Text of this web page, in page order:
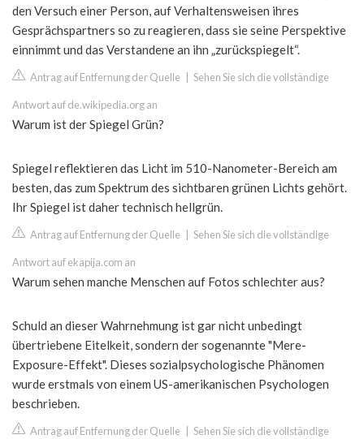
den Versuch einer Person, auf Verhaltensweisen ihres
Gesprächspartners so zu reagieren, dass sie seine Perspektive
einnimmt und das Verstandene an ihn „zurückspiegelt“.
Antrag auf Entfernung der Quelle Sehen Sie sich die vollständige
Antwort auf de.wikipedia.org an
Warum ist der Spiegel Grün?
Spiegel reflektieren das Licht im 510-Nanometer-Bereich am
besten, das zum Spektrum des sichtbaren grünen Lichts gehört.
Ihr Spiegel ist daher technisch hellgrün.
Antrag auf Entfernung der Quelle Sehen Sie sich die vollständige
Antwort auf ekapija.com an
Warum sehen manche Menschen auf Fotos schlechter aus?
Schuld an dieser Wahrnehmung ist gar nicht unbedingt
übertriebene Eitelkeit, sondern der sogenannte "Mere-
Exposure-Effekt". Dieses sozialpsychologische Phänomen
wurde erstmals von einem US-amerikanischen Psychologen
beschrieben.
Antrag auf Entfernung der Quelle Sehen Sie sich die vollständige